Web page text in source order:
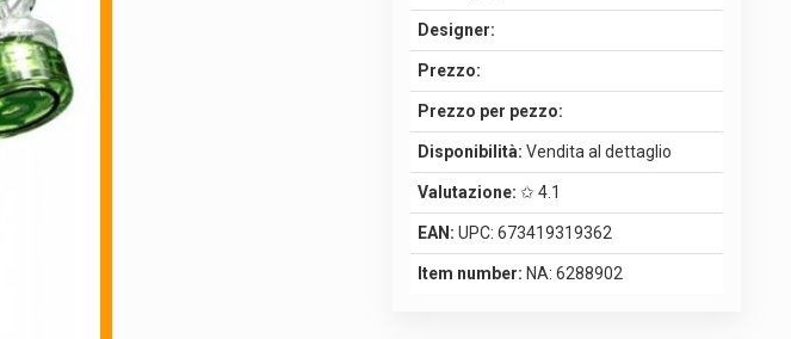
Designer:
Prezzo:
Prezzo per pezzo:
Disponibilità: Vendita al dettaglio
Valutazione: ✩ 4.1
EAN: UPC: 673419319362
Item number: NA: 6288902